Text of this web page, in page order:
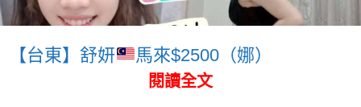
【台東】舒妍 馬來$2500（娜）
閱讀全文